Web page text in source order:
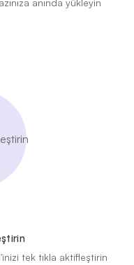
tek tıkla aktifleştirin